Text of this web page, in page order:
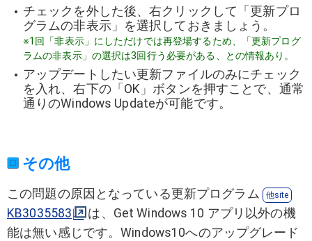
チェックを外した後、右クリックして「更新プロ
グラムの非表示」を選択しておきましょう。
※1回「非表示」にしただけでは再登場するため、「更新プログ
ラムの非表示」の選択は3回行う必要がある、との情報あり。
アップデートしたい更新ファイルのみにチェック
を入れ、右下の「OK」ボタンを押すことで、通常
通りのWindows Updateが可能です。
その他
この問題の原因となっている更新プログラム
KB3035583
は、Get Windows 10 アプリ以外の機
能は無い感じです。Windows10へのアップグレード